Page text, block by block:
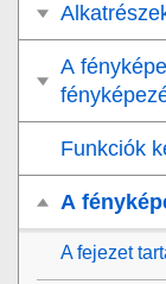
A
Funkciók
A
A fejezet